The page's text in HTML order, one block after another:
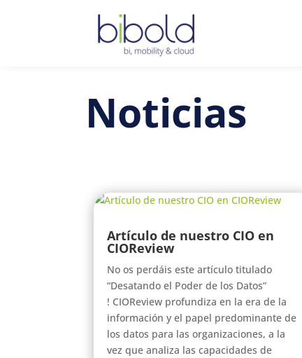
Noticias
Artículo de nuestro CIO en
CIOReview
No os perdáis este artículo titulado
“Desatando el Poder de los Datos”
! CIOReview profundiza en la era de la
información y el papel predominante de
los datos para las organizaciones, a la
vez que analiza las capacidades de